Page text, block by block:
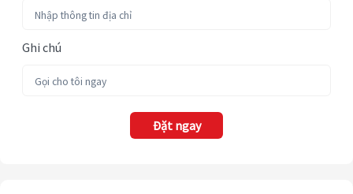
Ghi chú
Đặt ngay